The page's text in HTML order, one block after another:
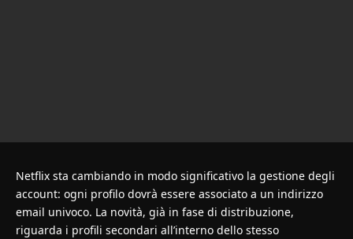
Netflix sta cambiando in modo significativo la gestione degli
account: ogni profilo dovrà essere associato a un indirizzo
email univoco. La novità, già in fase di distribuzione,
riguarda i profili secondari all’interno dello stesso